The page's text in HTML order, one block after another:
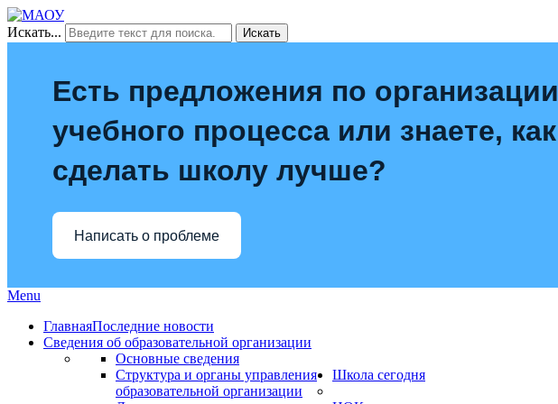
Искать... Искать
Есть предложения по организации
учебного процесса или знаете, как
сделать школу лучше?
Написать о проблеме
Menu
ГлавнаяПоследние новости
Сведения об образовательной организации
Основные сведения
Структура и органы управления
образовательной организации
Школа сегодня